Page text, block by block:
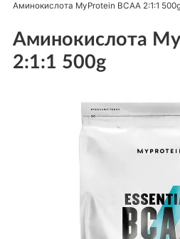
Аминокислота MyProtein BCAA 2:1:1
Аминокислота
2:1:1 500g